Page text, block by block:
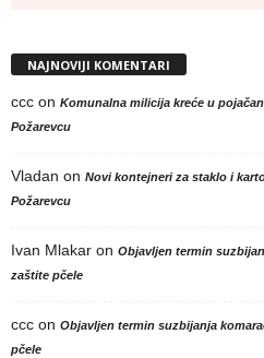
NAJNOVIJI KOMENTARI
ccc on Komunalna milicija kreće u
Požarevcu
Vladan on Novi kontejneri za staklo i
Požarevcu
Ivan Mlakar on Objavljen termin
zaštite pčele
ccc on Objavljen termin suzbijanja
pčele